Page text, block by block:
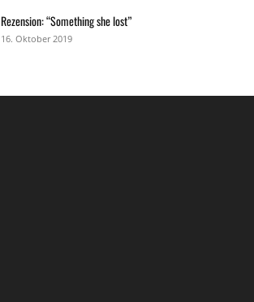
Rezension: “Something she lost”
16. Oktober 2019